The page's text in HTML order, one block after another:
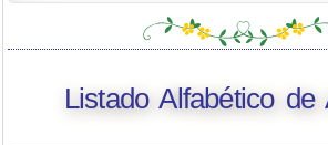
Listado Alfabético de